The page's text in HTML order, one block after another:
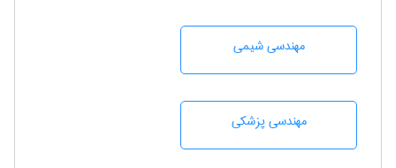
مهندسي شيمی
مهندسی پزشکی